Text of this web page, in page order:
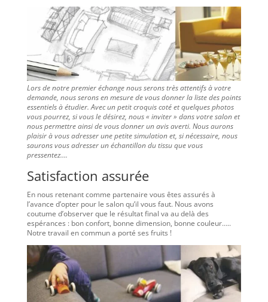
Lors de notre premier échange nous serons très attentifs à votre
demande, nous serons en mesure de vous donner la liste des points
essentiels à étudier. Avec un petit croquis coté et quelques photos
vous pourrez, si vous le désirez, nous « inviter » dans votre salon et
nous permettre ainsi de vous donner un avis averti. Nous aurons
plaisir à vous adresser une petite simulation et, si nécessaire, nous
saurons vous adresser un échantillon du tissu que vous
pressentez….
Satisfaction assurée
En nous retenant comme partenaire vous êtes assurés à
l’avance d’opter pour le salon qu’il vous faut. Nous avons
coutume d’observer que le résultat final va au delà des
espérances : bon confort, bonne dimension, bonne couleur…..
Notre travail en commun a porté ses fruits !